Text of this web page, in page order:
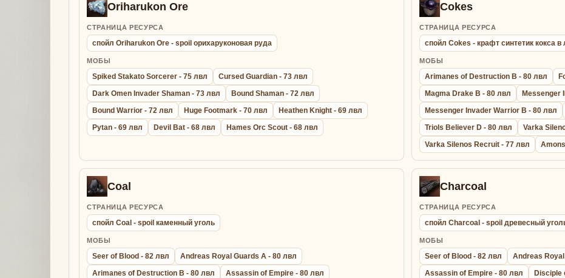
Oriharukon Ore
СТРАНИЦА РЕСУРСА
спойл Oriharukon Ore - spoil орихаруконовая руда
МОБЫ
Spiked Stakato Sorcerer - 75 лвл
Cursed Guardian - 73 лвл
Dark Omen Invader Shaman - 73 лвл
Bound Shaman - 72 лвл
Bound Warrior - 72 лвл
Huge Footmark - 70 лвл
Heathen Knight - 69 лвл
Pytan - 69 лвл
Devil Bat - 68 лвл Hames Orc Scout - 68 лвл
Cokes
СТРАНИЦА РЕСУРСА
спойл Cokes - крафт синтетик кокса
МОБЫ
Arimanes of Destruction B - 80 лвл
Magma Drake B - 80 лвл
Messenger
Messenger Invader Warrior B - 80 лвл
Triols Believer D - 80 лвл
Varka
Varka Silenos Recruit - 77 лвл
Coal
СТРАНИЦА РЕСУРСА
спойл Coal - spoil каменный уголь
МОБЫ
Seer of Blood - 82 лвл
Andreas Royal Guards A - 80 лвл
Arimanes of Destruction B - 80 лвл
Assassin of Empire - 80 лвл
Charcoal
СТРАНИЦА РЕСУРСА
спойл Charcoal - spoil древесный
МОБЫ
Seer of Blood - 82 лвл
Andreas
Assassin of Empire - 80 лвл
Disciple